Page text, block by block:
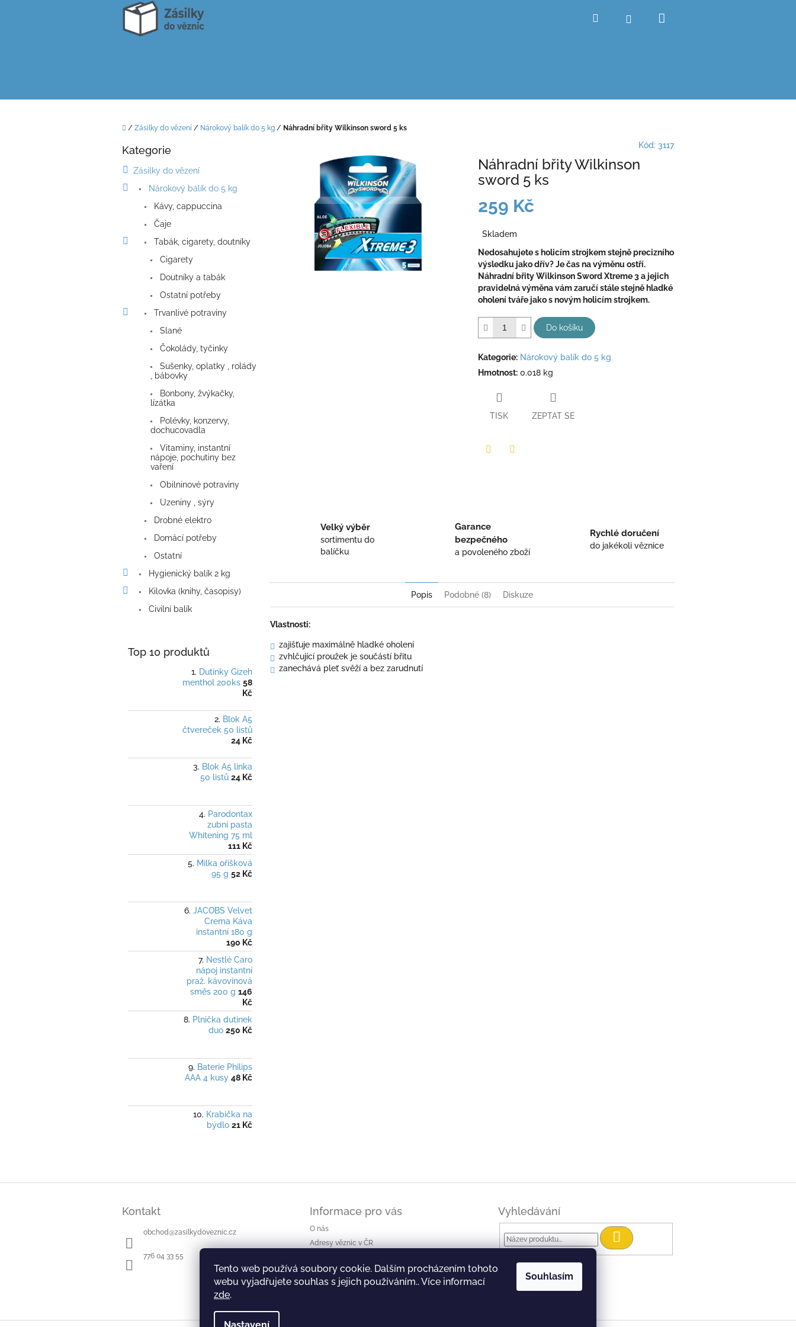
Tento web používá soubory cookie. Dalším procházením tohoto
webu vyjadřujete souhlas s jejich používáním.. Více informací
zde.
Souhlasím
Hledat Přihlášení
Domů
/ Zásilky do vězení / Nárokový balík do 5 kg / Náhradní břity Wilkinson sword 5 ks
Přeskočit
Kategorie
Zásilky do vězení
Nárokový balík do 5 kg
Kávy, cappuccina
Čaje
Tabák, cigarety, doutníky
Cigarety
Doutníky a tabák
Ostatní potřeby
Trvanlivé potraviny
Slané
Čokolády, tyčinky
Sušenky, oplatky , rolády
, bábovky
Bonbony, žvýkačky,
lízátka
Polévky, konzervy,
dochucovadla
Vitaminy, instantní
nápoje, pochutiny bez
vaření
Obilninové potraviny
Uzeniny , sýry
Drobné elektro
Domácí potřeby
Ostatní
Hygienický balík 2 kg
Kilovka (knihy, časopisy)
Civilní balík
Top 10 produktů
Dutinky Gizeh
menthol 200ks 58
Kč
Blok A5
čtvereček 50 listů
24 Kč
Blok A5 linka
50 listů 24 Kč
Parodontax
zubní pasta
Whitening 75 ml
111 Kč
Milka oříšková
95 g 52 Kč
JACOBS Velvet
Crema Káva
instantní 180 g
190 Kč
Nestlé Caro
nápoj instantní
praž. kávovinová
směs 200 g 146
Kč
Plnička dutinek
duo 250 Kč
Baterie Philips
AAA 4 kusy 48 Kč
Krabička na
býdlo 21 Kč
Kód: 3117
Náhradní břity Wilkinson
sword 5 ks
259 Kč
cena:
Skladem
Nedosahujete s holicím strojkem stejně precizního
výsledku jako dřív? Je čas na výměnu ostří.
Náhradní břity Wilkinson Sword Xtreme 3 a jejich
pravidelná výměna vám zaručí stále stejně hladké
oholení tváře jako s novým holicím strojkem.
Do košíku
Kategorie: Nárokový balík do 5 kg
Hmotnost: 0.018 kg
TISK ZEPTAT SE
Velký výběr
sortimentu do
balíčku
Garance
bezpečného
a povoleného zboží
Rychlé doručení
do jakékoli věznice
Popis Podobné (8) Diskuze
Vlastnosti:
zajišťuje maximálně hladké oholení
zvhlčující proužek je součástí břitu
zanechává pleť svěží a bez zarudnutí
Kontakt
obchod@zasilkydoveznic.cz
776 04 33 55
Informace pro vás
O nás
Adresy věznic v ČR
Ke stažení
Obchodní podmínky
Vyhledávání
Hledat